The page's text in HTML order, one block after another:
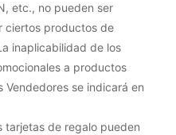
etc., no pueden ser
ciertos productos de
inaplicabilidad de los
a productos
se indicará en
tarjetas de regalo pueden